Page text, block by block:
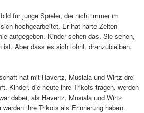
für junge Spieler, die nicht immer im
hochgearbeitet. Er hat harte Zeiten
aufgegeben. Kinder sehen das. Sie sehen,
Aber dass es sich lohnt, dranzubleiben.
hat mit Havertz, Musiala und Wirtz drei
Kinder, die heute ihre Trikots tragen, werden
dabei, als Havertz, Musiala und Wirtz
ihre Trikots als Erinnerung haben.